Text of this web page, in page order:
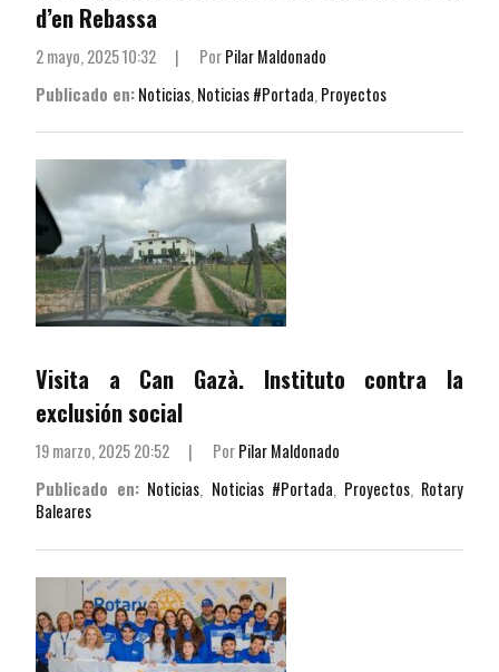
d’en Rebassa
2 mayo, 2025 10:32 | PorPilar Maldonado
Publicado en:Noticias,Noticias #Portada,Proyectos
Visita a Can Gazà. Instituto contra la
exclusión social
19 marzo, 2025 20:52 | PorPilar Maldonado
Publicado en: Noticias, Noticias #Portada, Proyectos, Rotary
Baleares